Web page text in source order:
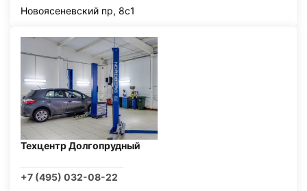
Новоясеневский пр, 8с1
Техцентр Долгопрудный
+7 (495) 032-08-22